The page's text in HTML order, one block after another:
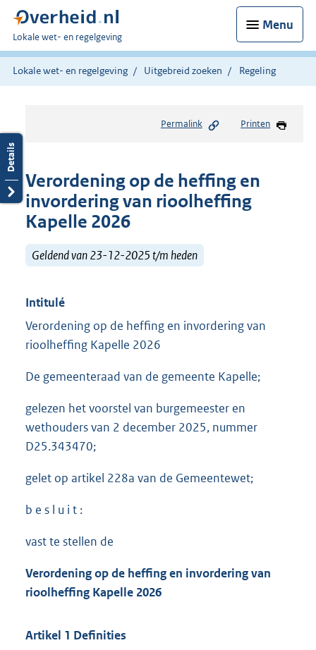
Menu
U
bent
hier:
Lokale wet- en regelgeving
Lokale wet- en regelgeving Uitgebreid zoeken Regeling
Permalink Printen
Verordening op de heffing en
invordering van rioolheffing
Kapelle 2026
Geldend van 23-12-2025 t/m heden
Intitulé
Verordening op de heffing en invordering van
rioolheffing Kapelle 2026
De gemeenteraad van de gemeente Kapelle;
gelezen het voorstel van burgemeester en
wethouders van 2 december 2025, nummer
D25.343470;
gelet op artikel 228a van de Gemeentewet;
b e s l u i t :
vast te stellen de
Verordening op de heffing en invordering van
rioolheffing Kapelle 2026
Artikel 1 Definities